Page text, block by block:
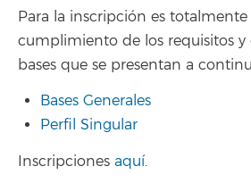
Para la inscripción es totalmente
cumplimiento de los requisitos y
bases que se presentan a
Bases Generales
Perfil Singular
Inscripciones aquí.